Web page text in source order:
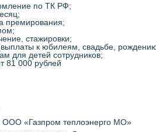
по ТК РФ;
премирования;
стажировки;
к юбилеям, свадьбе,
для детей сотрудников;
81 000 рублей
ООО «Газпром теплоэнерго МО»